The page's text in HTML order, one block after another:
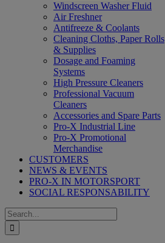
Windscreen Washer Fluid
Air Freshner
Antifreeze & Coolants
Cleaning Cloths, Paper Rolls
& Supplies
Dosage and Foaming
Systems
High Pressure Cleaners
Professional Vacuum
Cleaners
Accessories and Spare Parts
Pro-X Industrial Line
Pro-X Promotional
Merchandise
CUSTOMERS
NEWS & EVENTS
PRO-X IN MOTORSPORT
SOCIAL RESPONSABILITY
Search
for: